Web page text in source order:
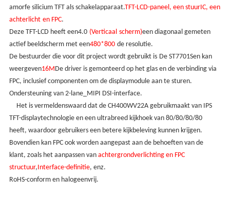
amorfe silicium TFT als schakelapparaat.TFT-LCD-paneel, een stuurIC, een
achterlicht en FPC.
Deze TFT-LCD heeft een4.0 (Verticaal scherm)een diagonaal gemeten
actief beeldscherm met een480*800 de resolutie.
De bestuurder die voor dit project wordt gebruikt is De ST7701Sen kan
weergeven16MDe driver is gemonteerd op het glas en de verbinding via
FPC, inclusief componenten om de displaymodule aan te sturen.
Ondersteuning van 2-lane_MIPI DSI-interface.
Het is vermeldenswaard dat de CH400WV22A gebruikmaakt van IPS
TFT-displaytechnologie en een ultrabreed kijkhoek van 80/80/80/80
heeft, waardoor gebruikers een betere kijkbeleving kunnen krijgen.
Bovendien kan FPC ook worden aangepast aan de behoeften van de
klant, zoals het aanpassen van achtergrondverlichting en FPC
structuur,Interface-definitie, enz.
RoHS-conform en halogeenvrij.